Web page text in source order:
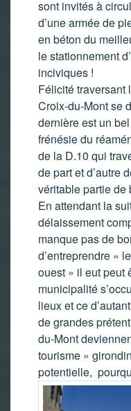
sont invités à
d’une armée de
en béton du
le stationnement
inciviques !
Félicité traversant
Croix-du-Mont se
dernière est un
frénésie du
de la D.10 qui
de part et d’autre
véritable partie de
En attendant la
délaissement
manque pas de
d’entreprendre «
ouest » il eut peut
municipalité
lieux et ce
de grandes
du-Mont
tourisme »
potentielle,